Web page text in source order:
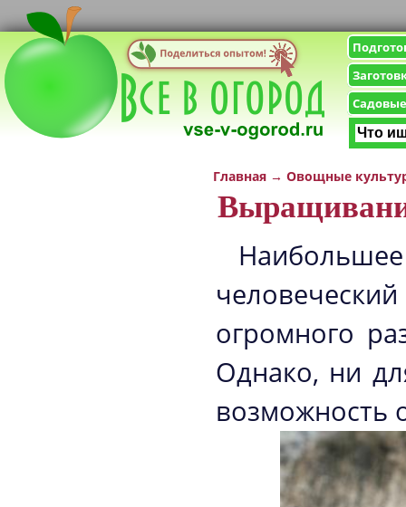
Главная → Овощные
огромного
Однако, ни
возможность